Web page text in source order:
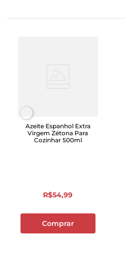
Azeite Espanhol Extra
Virgem Zétona Para
Cozinhar 500ml
R$54,99
Comprar